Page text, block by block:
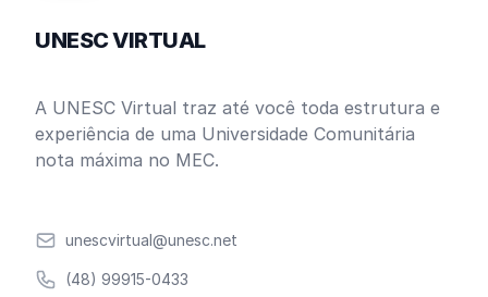
UNESC VIRTUAL
A UNESC Virtual traz até você toda estrutura e
experiência de uma Universidade Comunitária
nota máxima no MEC.
Emailunescvirtual@unesc.net
Telefone(48) 99915-0433